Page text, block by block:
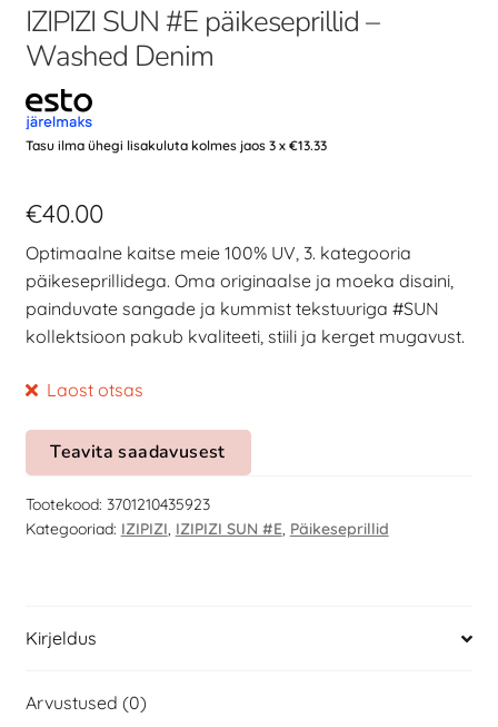
IZIPIZI SUN #E päikeseprillid –
Washed Denim
Tasu ilma ühegi lisakuluta kolmes jaos 3 x €13.33
€40.00
Optimaalne kaitse meie 100% UV, 3. kategooria
päikeseprillidega. Oma originaalse ja moeka disaini,
painduvate sangade ja kummist tekstuuriga #SUN
kollektsioon pakub kvaliteeti, stiili ja kerget mugavust.
Laost otsas
Teavita saadavusest
Tootekood: 3701210435923
Kategooriad: IZIPIZI, IZIPIZI SUN #E, Päikeseprillid
Kirjeldus
Arvustused (0)